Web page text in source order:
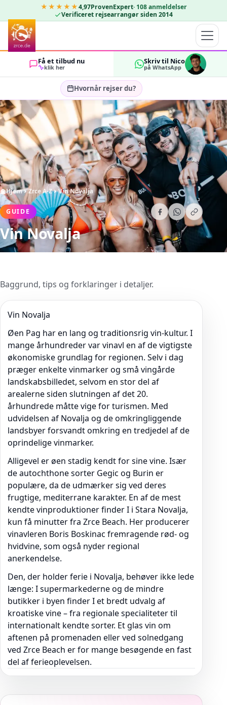
★★★★★4,97ProvenExpert· 108 anmeldelser
Verificeret rejsearrangør siden 2014
Få et tilbud nu
klik her
Skriv til Nico
på WhatsApp
Hvornår rejser du?
Vælg rejsedatoer…
GÆSTER
2 OK
Hjem Zrce A-Z Vin Novalja
GUIDE
Vin Novalja
Baggrund, tips og forklaringer i detaljer.
Vin Novalja
Øen Pag har en lang og traditionsrig vin-kultur. I
mange århundreder var vinavl en af de vigtigste
økonomiske grundlag for regionen. Selv i dag
præger enkelte vinmarker og små vingårde
landskabsbilledet, selvom en stor del af
arealerne siden slutningen af det 20.
århundrede måtte vige for turismen. Med
udvidelsen af Novalja og de omkringliggende
landsbyer forsvandt omkring en tredjedel af de
oprindelige vinmarker.
Alligevel er øen stadig kendt for sine vine. Især
de autochthone sorter Gegic og Burin er
populære, da de udmærker sig ved deres
frugtige, mediterrane karakter. En af de mest
kendte vinproduktioner finder I i Stara Novalja,
kun få minutter fra Zrce Beach. Her producerer
vinavleren Boris Boskinac fremragende rød- og
hvidvine, som også nyder regional
anerkendelse.
Den, der holder ferie i Novalja, behøver ikke lede
længe: I supermarkederne og de mindre
butikker i byen finder I et bredt udvalg af
kroatiske vine – fra regionale specialiteter til
internationalt kendte sorter. Et glas vin om
aftenen på promenaden eller ved solnedgang
ved Zrce Beach er for mange besøgende en fast
del af ferieoplevelsen.